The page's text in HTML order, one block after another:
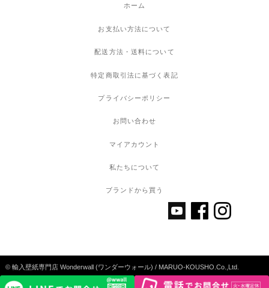
ホーム
お支払い方法について
配送方法・送料について
特定商取引法に基づく表記
プライバシーポリシー
お問い合わせ
マイアカウント
私たちについて
ブランドから買う
© 輸入壁紙専門店 Wonderwall (ワンダーウォール) / MARUO-KOUSHO.Co.,Ltd.